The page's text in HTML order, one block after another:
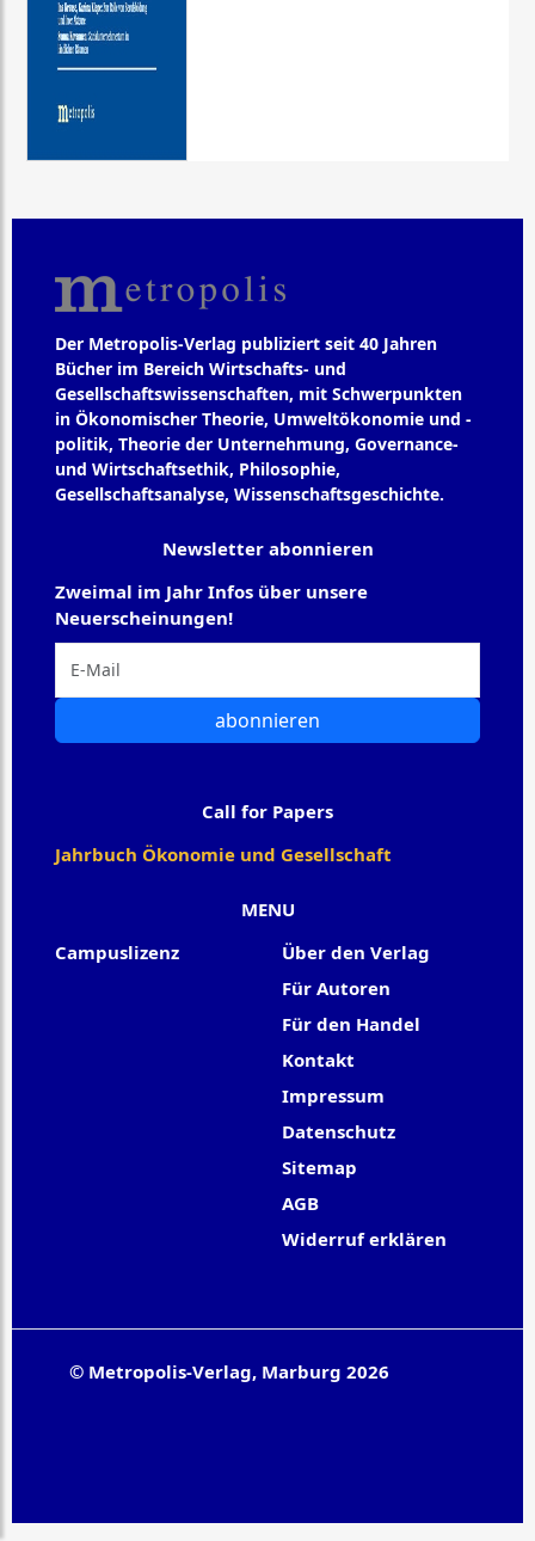
Der Metropolis-Verlag publiziert seit 40 Jahren
Bücher im Bereich Wirtschafts- und
Gesellschaftswissenschaften, mit Schwerpunkten
in Ökonomischer Theorie, Umweltökonomie und -
politik, Theorie der Unternehmung, Governance-
und Wirtschaftsethik, Philosophie,
Gesellschaftsanalyse, Wissenschaftsgeschichte.
MENU
Campuslizenz
Über den Verlag
Für Autoren
Für den Handel
Kontakt
Impressum
Datenschutz
Sitemap
AGB
Widerruf erklären
Newsletter abonnieren
Zweimal im Jahr Infos über unsere
Neuerscheinungen!
abonnieren
Call for Papers
Jahrbuch Ökonomie und Gesellschaft
© Metropolis-Verlag, Marburg 2026